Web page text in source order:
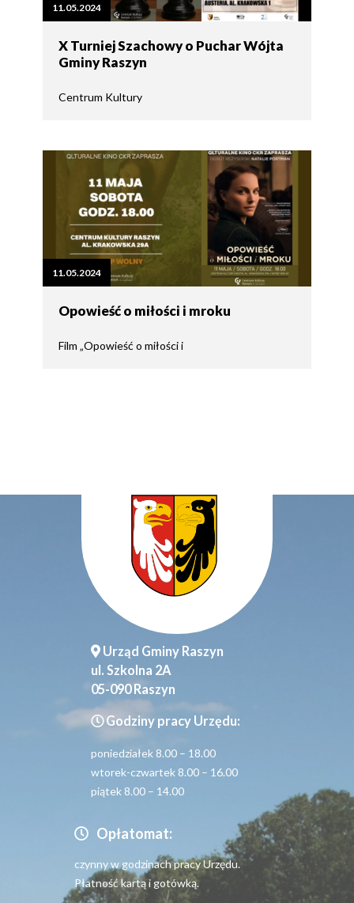
11.05.2024
X Turniej Szachowy o Puchar Wójta
Gminy Raszyn
Centrum Kultury
11.05.2024
Opowieść o miłości i mroku
Film „Opowieść o miłości i
Urząd Gminy Raszyn
ul. Szkolna 2A
05-090 Raszyn
Godziny pracy Urzędu:
poniedziałek 8.00 – 18.00
wtorek-czwartek 8.00 – 16.00
piątek 8.00 – 14.00
Opłatomat:
czynny w godzinach pracy Urzędu.
Płatność kartą i gotówką.